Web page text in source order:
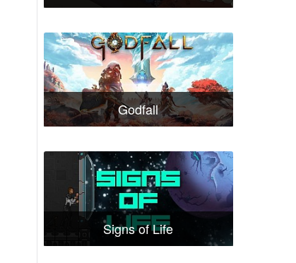
Godfall
Signs of Life